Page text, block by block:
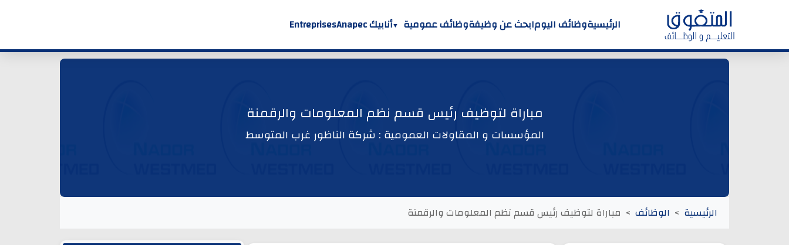
الرئيسيةوظائف اليومابحث عن وظيفةوظائف عمومية أنابيك Anapec Entreprises
مباراة لتوظيف رئيس قسم نظم المعلومات والرقمنة
المؤسسات و المقاولات العمومية : شركة الناظور غرب المتوسط
الرئيسية الوظائف مباراة لتوظيف رئيس قسم نظم المعلومات والرقمنة